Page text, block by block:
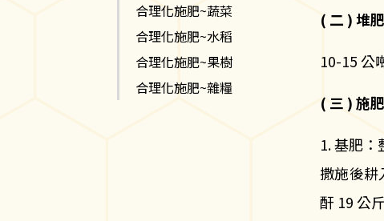
合理化施肥~蔬菜
合理化施肥~水稻
合理化施肥~果樹
合理化施肥~雜糧
( 二 ) 堆
10-15 公
( 三 ) 施
1. 基肥
撒施後耕
酐 19 公